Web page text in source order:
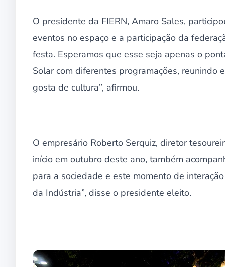
O presidente da FIERN, Amaro Sales,
eventos no espaço e a participação da
festa. Esperamos que esse seja apenas o
Solar com diferentes programações, reunindo
gosta de cultura”, afirmou.
O empresário Roberto Serquiz, diretor
início em outubro deste ano, também
para a sociedade e este momento de
da Indústria”, disse o presidente eleito.